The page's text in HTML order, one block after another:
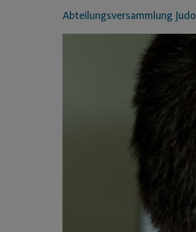
Abteilungsversammlung Judo